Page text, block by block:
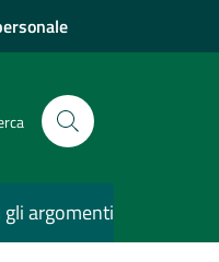
gli argomenti